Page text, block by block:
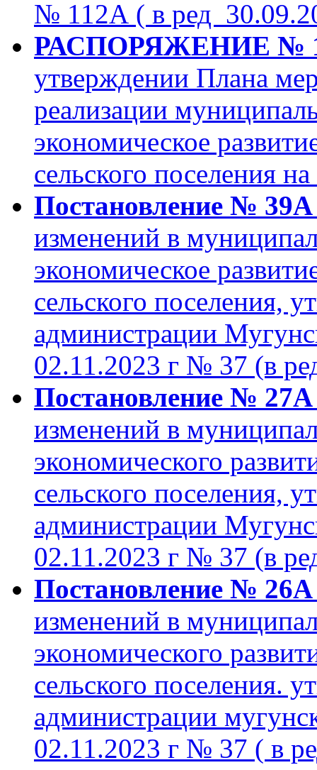
№ 112А ( в ред
РАСПОРЯЖЕНИЕ №
утверждении Плана
реализации
экономическое
сельского поселения
Постановление № 39А
изменений в
экономическое
сельского поселения,
администрации
02.11.2023 г № 37 (в
Постановление № 27А
изменений в
экономического
сельского поселения,
администрации
02.11.2023 г № 37 (в
Постановление № 26А
изменений в
экономического
сельского поселения.
администрации
02.11.2023 г № 37 ( в